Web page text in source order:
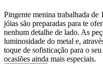
Pingente menina trabalhada de
jóias são preparadas para te
nenhum detalhe de lado. As
luminosidade do metal e,
toque de sofisticação para o
ocasiões ainda mais especiais.